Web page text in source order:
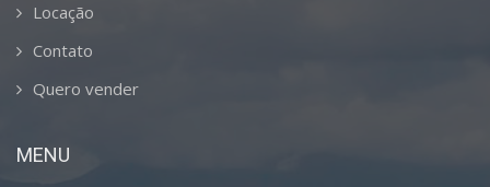
Locação
Contato
Quero vender
MENU